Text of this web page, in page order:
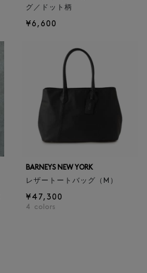
グ／ドット柄
¥6,600
BARNEYS NEW YORK
レザートートバッグ（M）
¥47,300
4 colors